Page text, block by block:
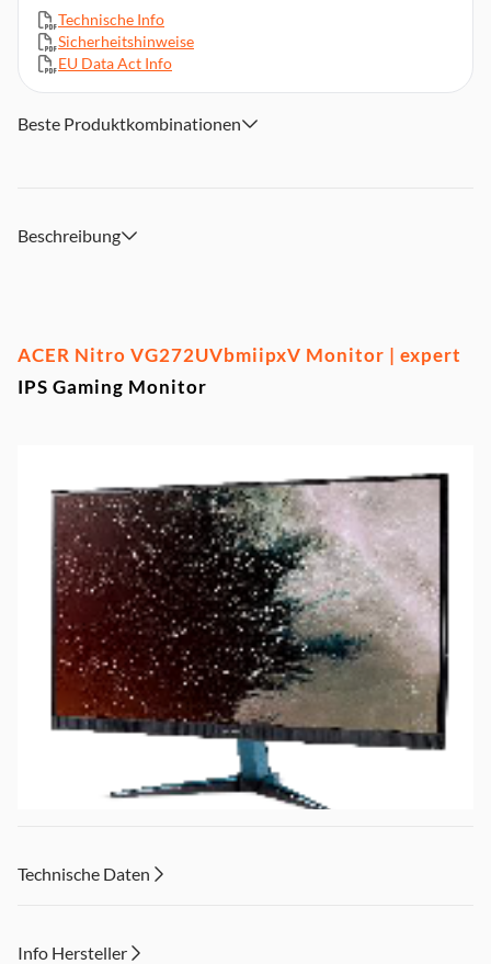
AMD® FreeSync™, Neigbar
VESA 100 x 100 mm, BlueLightShield & Flicker-less
Technologie, VESA DisplayHDRTM 400, DCI-P3 95%
Farbraumabdeckung
Technische Info
Sicherheitshinweise
EU Data Act Info
Beste Produktkombinationen
Beschreibung
ACER Nitro VG272UVbmiipxV Monitor | expert
IPS Gaming Monitor
27” Monitor mit WQHD (2560x1440) Auflösung
Agile-Splendor IPS
Technische Daten
Info Hersteller